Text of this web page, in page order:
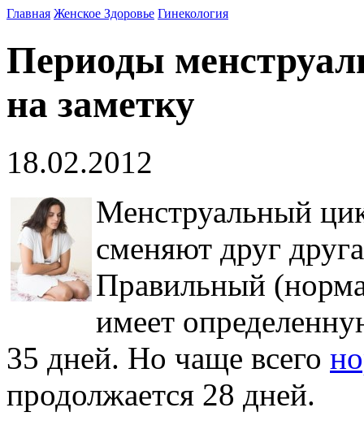
Главная Женское Здоровье Гинекология
Периоды
на заметку
18.02.2012
Менструальный
сменяют друг
Правильный
имеет
35 дней. Но чаще всего
продолжается 28 дней.